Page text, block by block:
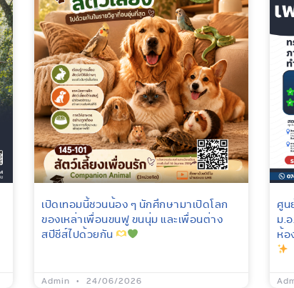
เปิดเทอมนี้ชวนน้อง ๆ นักศึกษามาเปิดโลก
ของเหล่าเพื่อนขนฟู ขนนุ่ม และเพื่อนต่าง
สปีชีส์ไปด้วยกัน
Admin 24/06/2026
ศูน
ม.
ห้อ